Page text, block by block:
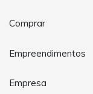
Comprar
Empreendimentos
Empresa